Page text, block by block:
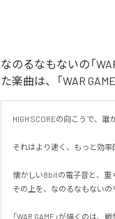
なのるなもないの「
た楽曲は、「WAR
HIGH SCOREの向こうで、誰
それはより速く、もっと効率
懐かしい8bitの電子音と、重
その上を、なのるなもないの
「WAR GAME」が描くのは